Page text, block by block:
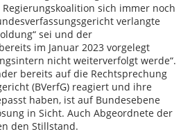
sich immer noch
verlangte
sei und der
im Januar 2023 vorgelegt
nicht weiterverfolgt werde“.
bereits auf die Rechtsprechung
(BVerfG) reagiert und ihre
haben, ist auf Bundesebene
in Sicht. Auch Abgeordnete der
den Stillstand.